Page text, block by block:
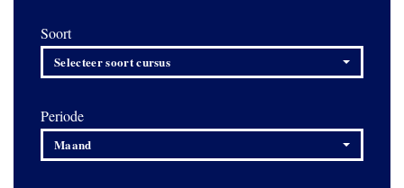
Soort
Selecteer soort cursus
Periode
Maand